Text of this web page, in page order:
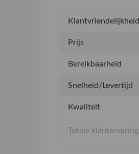
Klantvriendelijkheid
Prijs
Bereikbaarheid
Snelheid/Levertijd
Kwaliteit
Totale klantervaring